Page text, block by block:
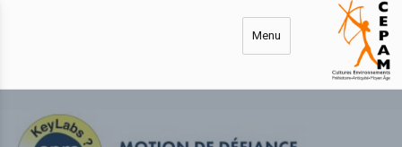
Menu